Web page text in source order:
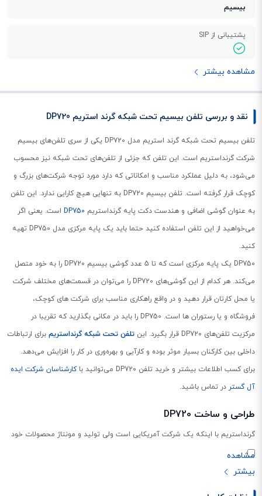
بیسیم
پشتیبانی از SIP
مشاهده بیشتر
نقد و بررسی تلفن بیسیم تحت شبکه گرند استریم DP720
تلفن بیسیم تحت شبکه گرند استریم مدل DP720 یکی از سری تلفن‌های بیسیم
شرکت گرنداستریم است. این تلفن که جزئی از تلفن‌های تحت شبکه نیز محسوب
می‌شود، به دلیل عملکرد مناسب و امکاناتی که دارد مورد توجه شرکت‌های بزرگ و
کوچک قرار گرفته است. تلفن بیسیم DP720 به تنهایی هیچ کارایی ندارد. این تلفن
به عنوان گوشی اضافی و هندست دکت پایه گرنداستریمDP750
است. یعنی اگر
می‌خواهید از این تلفن استفاده کنید حتما باید یک پایه مرکزی مدل DP750 تهیه
کنید.
DP750 یک پایه مرکزی است که تا 5 عدد گوشی بیسیم DP720 را به خود متصل
می‌کند. هر کدام از این گوشی‌های DP720 را می‌توان در قسمت‌های مختلف شرکت
یا محل کارتان قرار دهید و در واقع راهکاری مناسب برای شرکت های کوچک،
فروشگاه و یا رستوران ها است. DP750 را باید در مکانی بگذارید که تقریبا در
مرکزیت تلفن‌های DP720 قرار بگیرد. این
تلفن تحت شبکه گرنداستریمبرای ارتباطات
داخلی بین کارکنان بسیار موثر بوده و کارآیی و بهره‌وری در کار را افزایش می‌دهد.
برای کسب اطلاعات بیشتر و خرید تلفن DP720 می‌توانید با
کارشناسان شرکت ایده
آل گستردر تماس باشید.
طراحی و ساخت DP720
گرنداستریم با اینکه یک شرکت آمریکایی است ولی تولید و مونتاژ محصولات خود
را به چین واگذار کرده است. در عین حال نظارتی بسیار قوی بر محصولات خود در
چین دارد. تلفن بیسیم